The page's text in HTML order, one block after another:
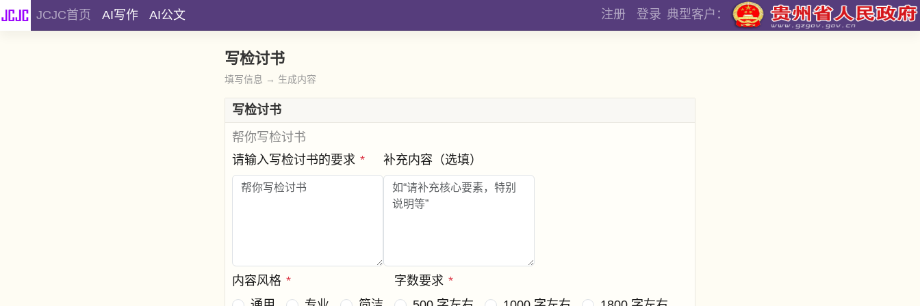
JCJC首页 AI写作 AI公文 注册 登录 典型客户：
写检讨书
填写信息 → 生成内容
写检讨书
帮你写检讨书
请输入写检讨书的要求 * 补充内容（选填）
内容风格 *
字数要求 *